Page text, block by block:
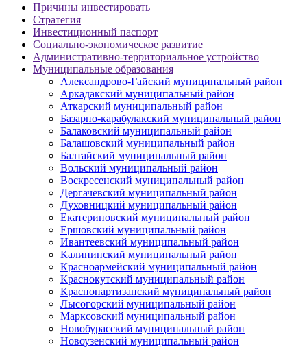
Причины инвестировать
Стратегия
Инвестиционный паспорт
Социально-экономическое развитие
Административно-территориальное устройство
Муниципальные образования
Александрово-Гайский муниципальный район
Аркадакский муниципальный район
Аткарский муниципальный район
Базарно-карабулакский муниципальный район
Балаковский муниципальный район
Балашовский муниципальный район
Балтайский муниципальный район
Вольский муниципальный район
Воскресенский муниципальный район
Дергачевский муниципальный район
Духовницкий муниципальный район
Екатериновский муниципальный район
Ершовский муниципальный район
Ивантеевский муниципальный район
Калининский муниципальный район
Красноармейский муниципальный район
Краснокутский муниципальный район
Краснопартизанский муниципальный район
Лысогорский муниципальный район
Марксовский муниципальный район
Новобурасский муниципальный район
Новоузенский муниципальный район